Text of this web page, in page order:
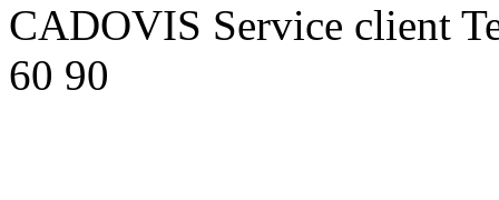
CADOVIS Service client
60 90